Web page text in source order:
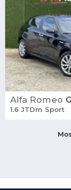
Alfa Romeo
1.6 JTDm Sport